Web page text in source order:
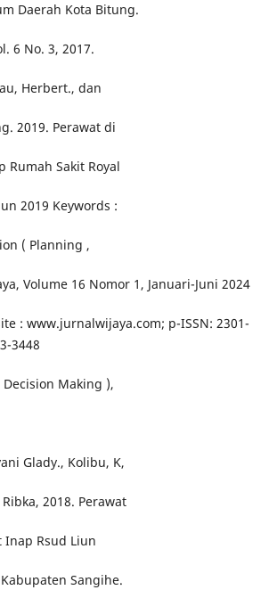
Daerah Kota Bitung.
6 No. 3, 2017.
Herbert., dan
2019. Perawat di
Rumah Sakit Royal
2019 Keywords :
( Planning ,
Volume 16 Nomor 1, Januari-Juni 2024
: www.jurnalwijaya.com; p-ISSN: 2301-
3448
Making ),
Glady., Kolibu, K,
2018. Perawat
Inap Rsud Liun
Sangihe.